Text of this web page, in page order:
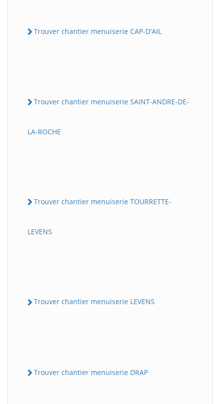
Trouver chantier menuiserie CAP-D'AIL
Trouver chantier menuiserie SAINT-ANDRE-DE-
LA-ROCHE
Trouver chantier menuiserie TOURRETTE-
LEVENS
Trouver chantier menuiserie LEVENS
Trouver chantier menuiserie DRAP